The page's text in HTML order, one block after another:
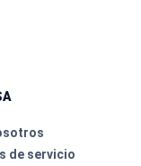
de servicio